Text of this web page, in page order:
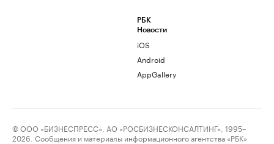
РБК
Новости
iOS
Android
AppGallery
© ООО «БИЗНЕСПРЕСС», АО «РОСБИЗНЕСКОНСАЛТИНГ», 1995–
2026. Сообщения и материалы информационного агентства «РБК»